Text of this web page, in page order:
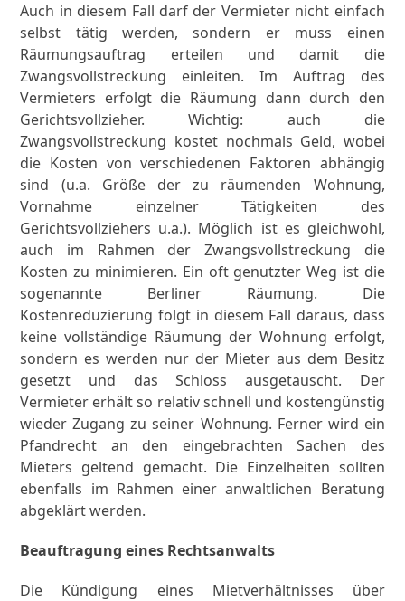
Auch in diesem Fall darf der Vermieter nicht einfach
selbst tätig werden, sondern er muss einen
Räumungsauftrag erteilen und damit die
Zwangsvollstreckung einleiten. Im Auftrag des
Vermieters erfolgt die Räumung dann durch den
Gerichtsvollzieher. Wichtig: auch die
Zwangsvollstreckung kostet nochmals Geld, wobei
die Kosten von verschiedenen Faktoren abhängig
sind (u.a. Größe der zu räumenden Wohnung,
Vornahme einzelner Tätigkeiten des
Gerichtsvollziehers u.a.). Möglich ist es gleichwohl,
auch im Rahmen der Zwangsvollstreckung die
Kosten zu minimieren. Ein oft genutzter Weg ist die
sogenannte Berliner Räumung. Die
Kostenreduzierung folgt in diesem Fall daraus, dass
keine vollständige Räumung der Wohnung erfolgt,
sondern es werden nur der Mieter aus dem Besitz
gesetzt und das Schloss ausgetauscht. Der
Vermieter erhält so relativ schnell und kostengünstig
wieder Zugang zu seiner Wohnung. Ferner wird ein
Pfandrecht an den eingebrachten Sachen des
Mieters geltend gemacht. Die Einzelheiten sollten
ebenfalls im Rahmen einer anwaltlichen Beratung
abgeklärt werden.
Beauftragung eines Rechtsanwalts
Die Kündigung eines Mietverhältnisses über